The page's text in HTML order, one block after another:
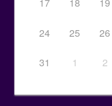
24 25 26
31 1 2